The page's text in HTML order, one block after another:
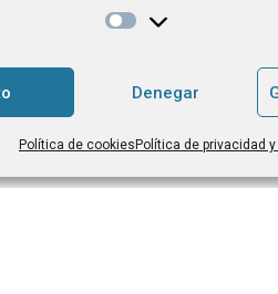
Denegar
Política de cookies Política de privacidad
tu consentimiento. No existe cesión a
efectuamos transferencias
y utilizamos Mailchimp[link a su
inglés]. Tienes derecho de acceso,
[leer más].